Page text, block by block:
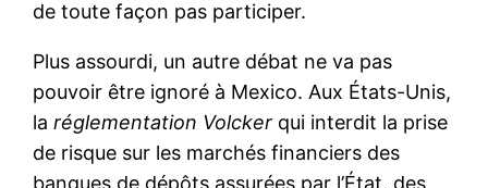
de toute façon pas participer.
Plus assourdi, un autre débat ne va pas
pouvoir être ignoré à Mexico. Aux États-Unis,
laréglementation Volcker qui interdit la prise
de risque sur les marchés financiers des
banques de dépôts assurées par l’État, des